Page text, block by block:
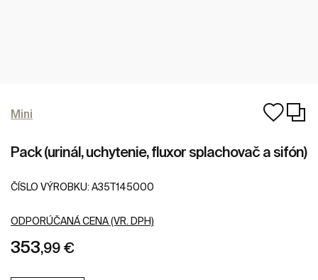
Mini
Pack (urinál, uchytenie, fluxor splachovač a sifón)
ČÍSLO VÝROBKU: A35T145000
ODPORÚČANÁ CENA (VR. DPH)
353,99 €